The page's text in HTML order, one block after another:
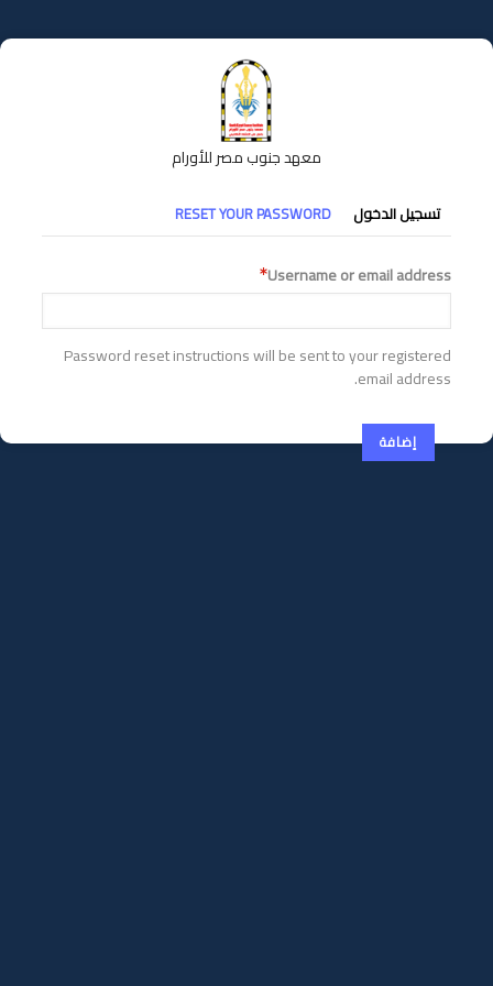
إلى
المحتوى
معهد جنوب مصر للأورام
التبويبات
الأساسية
تسجيل الدخول RESET YOUR PASSWORD
Username or email address
Password reset instructions will be sent to your registered
email address.